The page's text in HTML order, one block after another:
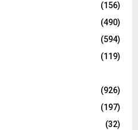
(156)
(490)
(594)
(119)
(926)
(197)
(32)